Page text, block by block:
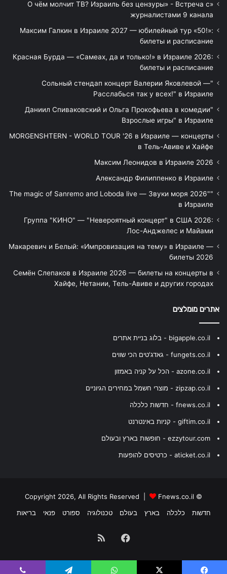
«О чём молчит ТВ? Израиль без цензуры» - Встреча с
журналистами 9 канала
Максим Галкин в Израиле 2027 — юбилейный тур «50!»:
билеты и расписание
Красная Бурда — «Самеах, да и только!» в Израиле 2026:
билеты и расписание
"Сольный стендап концерт Валерии Яковлевой —
Расслабься так у всех!" в Израиле
"Даниил Спиваковский и Ольга Прокофьева в комедии
Взрослые игры" в Израиле
MORGENSHTERN - WORLD TOUR '26 в Израиле — концерты
в Тель-Авиве и Хайфе
Максим Леонидов в Израиле 2026
Александр Филиппенко в Израиле
"The magic of Sanremo and Loboda live — Звуки моря 2026"
в Израиле
Группа "КИНО" — "Невероятный концерт" в США 2026:
Лос-Анджелес и Майами
Макаревич и Белый: «Импровизация на тему» в Израиле —
билеты 2026
Семён Слепаков в Израиле 2026 — билеты на концерты в
Хайфе, Нетании, Тель-Авиве и других городах
אתרים מומלצים
bigapple.co.il - בלוג בניית אתרים
fungets.co.il - גאדג'טים הכי שווים
azone.co.il - הכל על קניה באמזון
zipzap.co.il - מוצרי חשמל במחירים הגיוניים
fnews.co.il - חדשות כלכלה
giftim.co.il - קניות באינטרנט
ezzytour.com - חופשות בארץ ובעולם
aticket.co.il - כרטיסים להופעות
© Copyright 2026, All Rights Reserved |
Fnews.co.il
חדשות
כלכלה בארץ בעולם טכנולוגיה ספורט פנאי בריאות
Facebook